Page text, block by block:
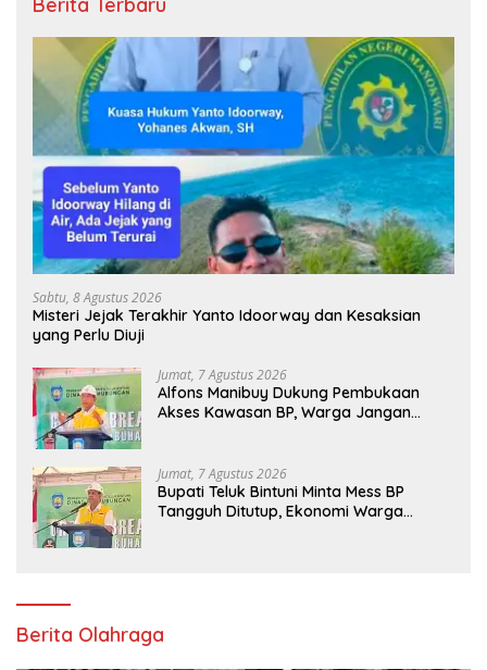
Sabtu, 8 Agustus 2026
Misteri Jejak Terakhir Yanto Idoorway dan Kesaksian
yang Perlu Diuji
Jumat, 7 Agustus 2026
Alfons Manibuy Dukung Pembukaan
Akses Kawasan BP, Warga Jangan
Jumat, 7 Agustus 2026
Bupati Teluk Bintuni Minta Mess BP
Tangguh Ditutup, Ekonomi Warga
Berita Olahraga